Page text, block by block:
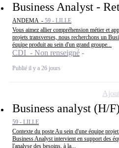
Business Analyst -
ANDEMA - 59 - LILLE
Vous aimez allier compréhension métier et
projets transverses, nous recherchons un
équipe produit au sein d'un grand groupe...
CDI - Non renseigné
Publié il y a 26 jours
Business analyst (H/F)
59 - LILLE
Contexte du poste Au sein d'une équipe
Business Analyst intervient en support des
l'analyse des besoins, à la...